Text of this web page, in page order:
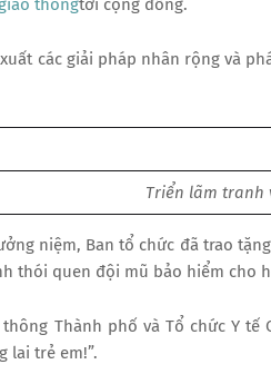
thôngtới cộng đồng.
các giải pháp nhân rộng và
Triển lãm tranh
niệm, Ban tổ chức đã trao
thói quen đội mũ bảo hiểm cho
Thành phố và Tổ chức Y
lai trẻ em!”.